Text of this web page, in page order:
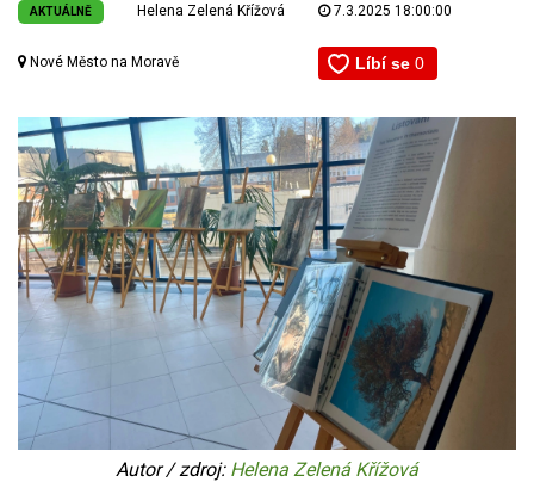
AKTUÁLNĚ Helena Zelená Křížová 7.3.2025 18:00:00
Nové Město na Moravě
Autor / zdroj: Helena Zelená Křížová